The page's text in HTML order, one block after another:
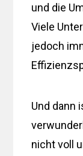
und die
Viele
jedoch
Und dann
nicht voll